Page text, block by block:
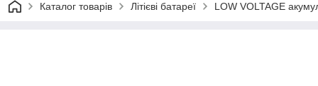
Каталог товарів Літієві батареї LOW VOLTAGE